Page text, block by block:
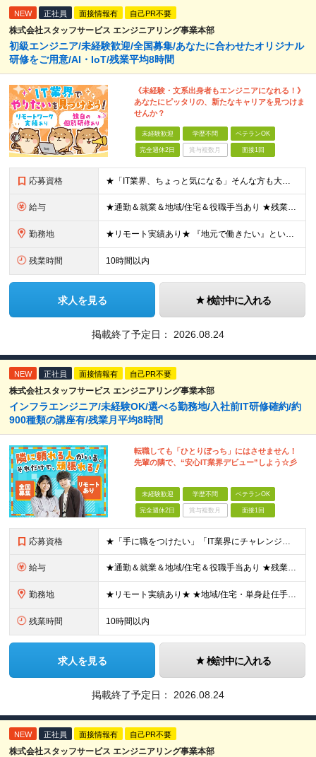
NEW 正社員 面接情報有 自己PR不要
株式会社スタッフサービス エンジニアリング事業本部
初級エンジニア/未経験歓迎/全国募集/あなたに合わせたオリジナル
研修をご用意/AI・IoT/残業平均8時間
《未経験・文系出身者もエンジニアになれる！》
あなたにピッタリの、新たなキャリアを見つけま
せんか？
未経験歓迎 学歴不問 ベテランOK
完全週休2日 賞与複数月 面接1回
応募資格 ★「IT業界、ちょっと気になる」そんな方も大歓迎！ ■学歴不問 ■未経験・第二新卒歓迎 ■知識・経験はこれから身につけていければOK！ □■ステップアップ■□ 社内システム開発やインフラ構築などジャ
給与 ★通勤＆就業＆地域/住宅＆役職手当あり ★残業代は全額支給 ★選べる給与制度あり！ ■東京・神奈川・千葉・埼玉勤務の場合 月給24.5万円～55万円＋諸手当 （残業代は全額支給） (20,000円の
勤務地 ★リモート実績あり★ 『地元で働きたい』という希望に、業界トップクラス約7,000件の取引事業所数、90,000件以上のプロジェクトから検討をいたします。 全国の取引先での就業となります（沖縄を除
残業時間 10時間以内
求人を見る 検討中に入れる
掲載終了予定日： 2026.08.24
NEW 正社員 面接情報有 自己PR不要
株式会社スタッフサービス エンジニアリング事業本部
インフラエンジニア/未経験OK/選べる勤務地/入社前IT研修確約/約
900種類の講座有/残業月平均8時間
転職しても「ひとりぼっち」にはさせません！
先輩の隣で、“安心IT業界デビュー”しよう☆彡
未経験歓迎 学歴不問 ベテランOK
完全週休2日 賞与複数月 面接1回
応募資格 ★「手に職をつけたい」「IT業界にチャレンジしたい」方歓迎！ ■学歴不問 ■IT知識・理系文系不問！未経験・第二新卒OK ★ITサポート・IT事務やエンジニアの経験をお持ちの方は優遇します！ 地方在
給与 ★通勤＆就業＆地域/住宅＆役職手当あり ★残業代は全額支給 ★選べる給与制度あり！ ■東京・神奈川・千葉・埼玉勤務の場合 月給24.5万円～55万円＋諸手当 （残業代は全額支給） (20,000円の
勤務地 ★リモート実績あり★ ★地域/住宅・単身赴任手当などサポートも万全 ★転任費用や寮・社宅制度も完備しています ★勤務地については希望を考慮の上、決定します ★面接地エリアでの就業率92％以上！ 『地
残業時間 10時間以内
求人を見る 検討中に入れる
掲載終了予定日： 2026.08.24
NEW 正社員 面接情報有 自己PR不要
株式会社スタッフサービス エンジニアリング事業本部